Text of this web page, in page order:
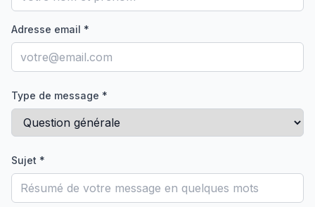
Adresse email *
Type de message *
Sujet *